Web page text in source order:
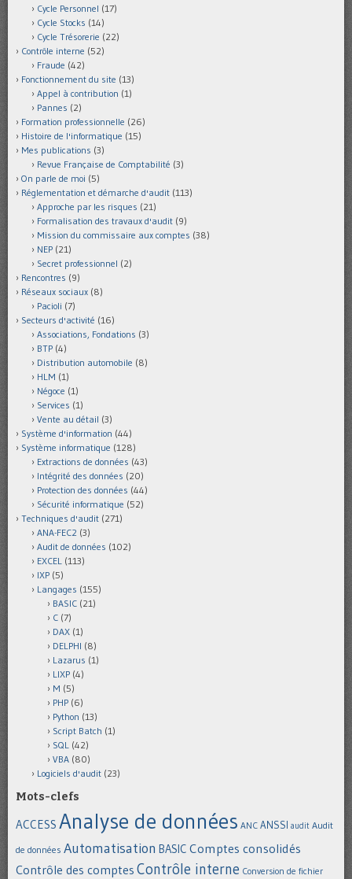
Cycle Personnel (17)
Cycle Stocks (14)
Cycle Trésorerie (22)
Contrôle interne (52)
Fraude (42)
Fonctionnement du site (13)
Appel à contribution (1)
Pannes (2)
Formation professionnelle (26)
Histoire de l'informatique (15)
Mes publications (3)
Revue Française de Comptabilité (3)
On parle de moi (5)
Réglementation et démarche d'audit (113)
Approche par les risques (21)
Formalisation des travaux d'audit (9)
Mission du commissaire aux comptes (38)
NEP (21)
Secret professionnel (2)
Rencontres (9)
Réseaux sociaux (8)
Pacioli (7)
Secteurs d'activité (16)
Associations, Fondations (3)
BTP (4)
Distribution automobile (8)
HLM (1)
Négoce (1)
Services (1)
Vente au détail (3)
Système d'information (44)
Système informatique (128)
Extractions de données (43)
Intégrité des données (20)
Protection des données (44)
Sécurité informatique (52)
Techniques d'audit (271)
ANA-FEC2 (3)
Audit de données (102)
EXCEL (113)
IXP (5)
Langages (155)
BASIC (21)
C (7)
DAX (1)
DELPHI (8)
Lazarus (1)
LIXP (4)
M (5)
PHP (6)
Python (13)
Script Batch (1)
SQL (42)
VBA (80)
Logiciels d'audit (23)
Mots-clefs
ACCESS Analyse de données ANC ANSSI audit Audit
de données Automatisation BASIC Comptes consolidés
Contrôle des comptes Contrôle interne Conversion de fichier